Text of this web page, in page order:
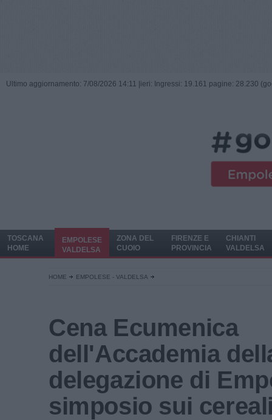
Ultimo aggiornamento: 7/08/2026 14:11 | ieri: Ingressi: 19.161 pagine: 28.230
TOSCANA
HOME
EMPOLESE
VALDELSA
ZONA DEL
CUOIO
FIRENZE E
PROVINCIA
CHIANTI
VALDELSA
HOME EMPOLESE - VALDELSA
Cena Ecumenica
dell'Accademia
delegazione di
simposio sui